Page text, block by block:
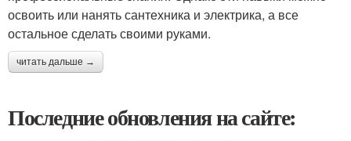
освоить или нанять сантехника и электрика, а все
остальное сделать своими руками.
читать дальше →
Последние обновления на сайте: